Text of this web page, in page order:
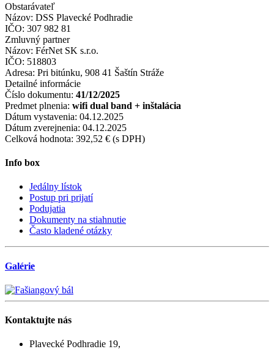
Obstarávateľ
Názov: DSS Plavecké Podhradie
IČO: 307 982 81
Zmluvný partner
Názov: FérNet SK s.r.o.
IČO: 518803
Adresa: Pri bitúnku, 908 41 Šaštín Stráže
Detailné informácie
Číslo dokumentu: 41/12/2025
Predmet plnenia: wifi dual band + inštalácia
Dátum vystavenia: 04.12.2025
Dátum zverejnenia: 04.12.2025
Celková hodnota: 392,52 € (s DPH)
Info box
Jedálny lístok
Postup pri prijatí
Podujatia
Dokumenty na stiahnutie
Často kladené otázky
Galérie
Kontaktujte nás
Plavecké Podhradie 19,